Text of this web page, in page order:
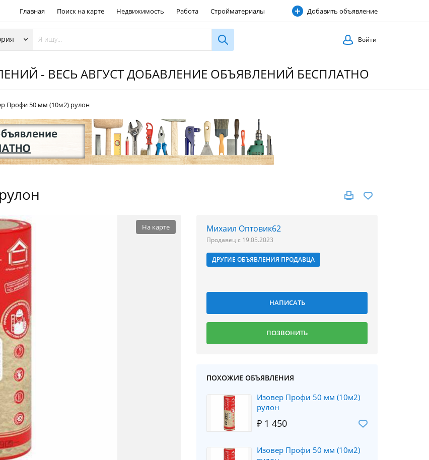
Главная Поиск на карте Недвижимость Работа Стройматериалы
Строительные услуги
Добавить объявление
Войти
- ВЕСЬ АВГУСТ ДОБАВЛЕНИЕ ОБЪЯВЛЕНИЙ БЕСПЛАТНО
Профи 50 мм (10м2) рулон
Михаил Оптовик62
Продавец с 19.05.2023
ДРУГИЕ ОБЪЯВЛЕНИЯ ПРОДАВЦА
ПОХОЖИЕ ОБЪЯВЛЕНИЯ
Изовер Профи 50 мм (10м2)
рулон
₽ 1 450
Изовер Профи 50 мм (10м2)
На карте